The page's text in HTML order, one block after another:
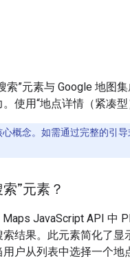
索”元素与 Google 地图
使用“地点详情（紧凑
概念。如需通过完整的引
”元素？
Maps JavaScript API 中
结果。此元素简化了
户从列表中选择一个